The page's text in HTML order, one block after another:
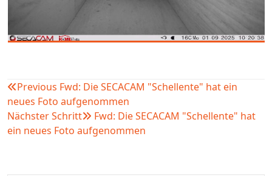
Beitragsnavigation
Previous Fwd: Die SECACAM "Schellente" hat ein
neues Foto aufgenommen
Nächster Schritt
Fwd: Die SECACAM "Schellente" hat
ein neues Foto aufgenommen